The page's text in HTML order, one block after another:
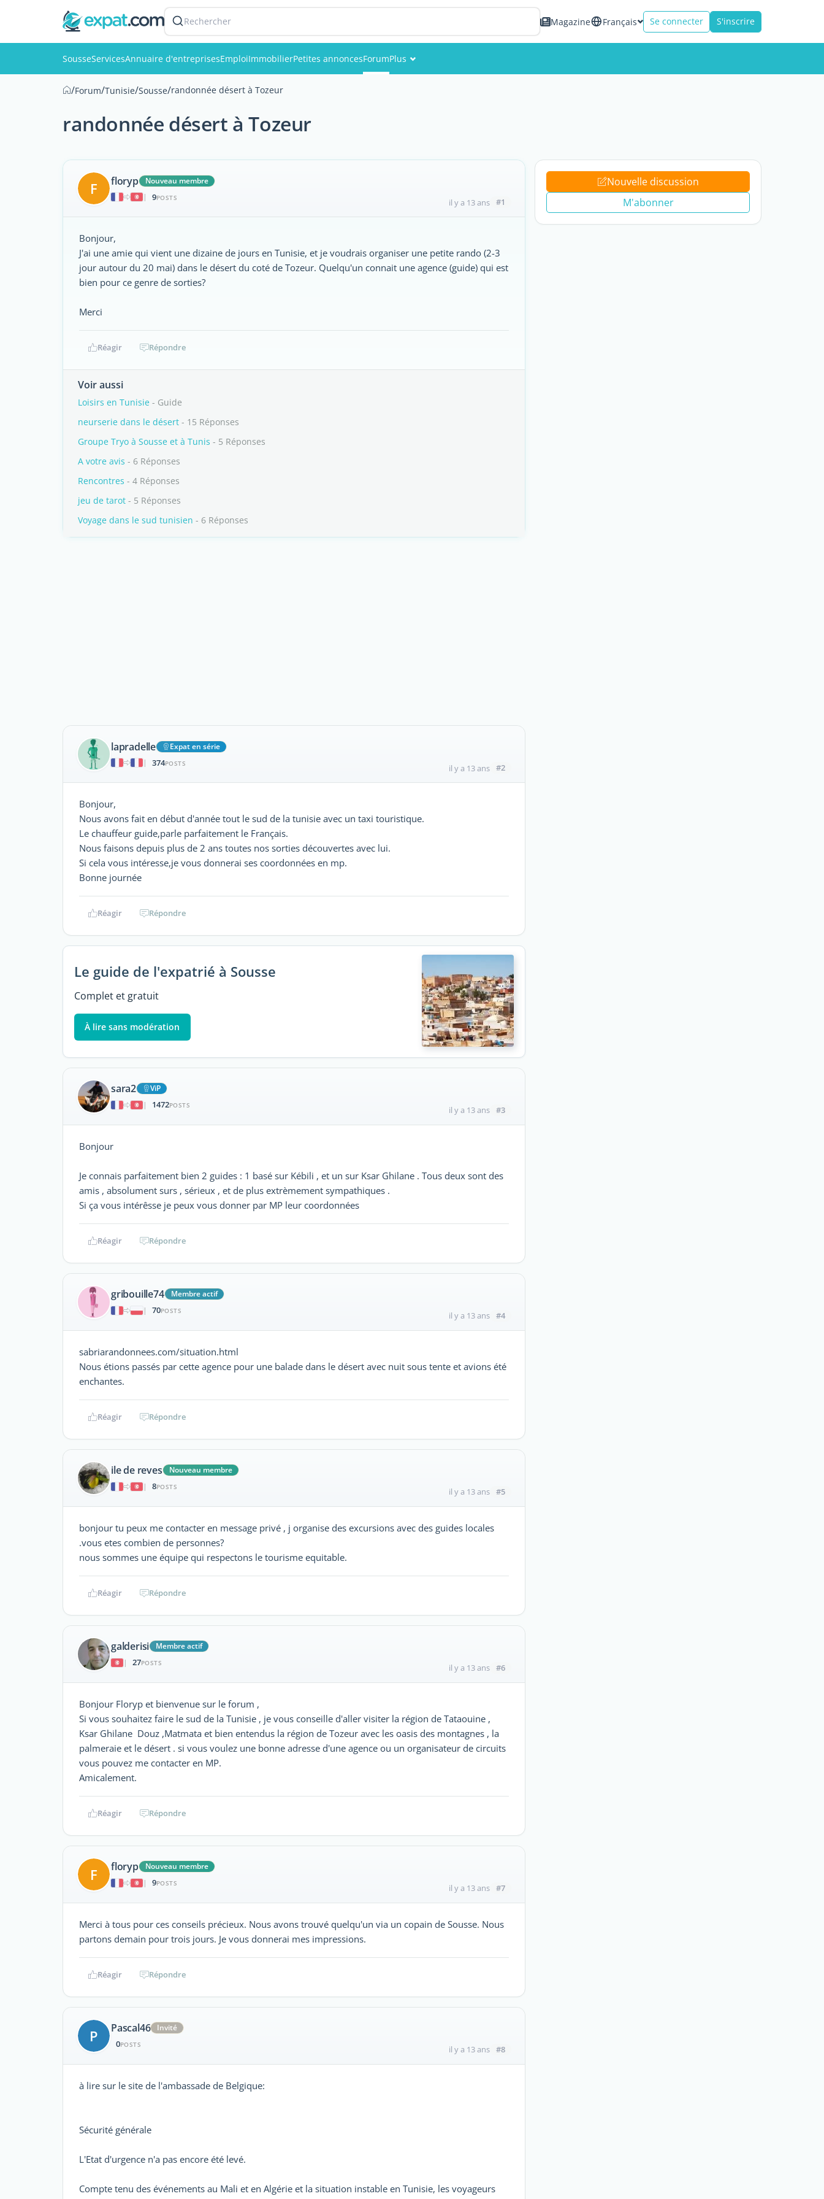
Rechercher Magazine Français Se connecter S'inscrire
SousseServicesAnnuaire d'entreprisesEmploiImmobilierPetites annoncesForumPlus
/Forum/Tunisie/Sousse/randonnée désert à Tozeur
randonnée désert à Tozeur
F floryp
Nouveau membre
|
9POSTS il y a 13 ans #1
Bonjour,
J'ai une amie qui vient une dizaine de jours en Tunisie, et je voudrais organiser une petite rando (2-3
jour autour du 20 mai) dans le désert du coté de Tozeur. Quelqu'un connait une agence (guide) qui est
bien pour ce genre de sorties?
Merci
Réagir Répondre
Voir aussi
Loisirs en Tunisie - Guide
neurserie dans le désert - 15 Réponses
Groupe Tryo à Sousse et à Tunis - 5 Réponses
A votre avis - 6 Réponses
Rencontres - 4 Réponses
jeu de tarot - 5 Réponses
Voyage dans le sud tunisien - 6 Réponses
lapradelle
Expat en série
|
374POSTS il y a 13 ans #2
Bonjour,
Nous avons fait en début d'année tout le sud de la tunisie avec un taxi touristique.
Le chauffeur guide,parle parfaitement le Français.
Nous faisons depuis plus de 2 ans toutes nos sorties découvertes avec lui.
Si cela vous intéresse,je vous donnerai ses coordonnées en mp.
Bonne journée
Réagir Répondre
Le guide de l'expatrié à Sousse
Complet et gratuit
À lire sans modération
sara2
ViP
|
1472POSTS il y a 13 ans #3
Bonjour
Je connais parfaitement bien 2 guides : 1 basé sur Kébili , et un sur Ksar Ghilane . Tous deux sont des
amis , absolument surs , sérieux , et de plus extrèmement sympathiques .
Si ça vous intérêsse je peux vous donner par MP leur coordonnées
Réagir Répondre
gribouille74
Membre actif
|
70POSTS il y a 13 ans #4
sabriarandonnees.com/situation.html
Nous étions passés par cette agence pour une balade dans le désert avec nuit sous tente et avions été
enchantes.
Réagir Répondre
ile de reves
Nouveau membre
|
8POSTS il y a 13 ans #5
bonjour tu peux me contacter en message privé , j organise des excursions avec des guides locales
.vous etes combien de personnes?
nous sommes une équipe qui respectons le tourisme equitable.
Réagir Répondre
galderisi
Membre actif
|
27POSTS il y a 13 ans #6
Bonjour Floryp et bienvenue sur le forum ,
Si vous souhaitez faire le sud de la Tunisie , je vous conseille d'aller visiter la région de Tataouine ,
Ksar Ghilane Douz ,Matmata et bien entendus la région de Tozeur avec les oasis des montagnes , la
palmeraie et le désert . si vous voulez une bonne adresse d'une agence ou un organisateur de circuits
vous pouvez me contacter en MP.
Amicalement.
Réagir Répondre
F floryp
Nouveau membre
|
9POSTS il y a 13 ans #7
Merci à tous pour ces conseils précieux. Nous avons trouvé quelqu'un via un copain de Sousse. Nous
partons demain pour trois jours. Je vous donnerai mes impressions.
Réagir Répondre
P Pascal46 Invité
0POSTS il y a 13 ans #8
à lire sur le site de l'ambassade de Belgique:
Sécurité générale
L'Etat d'urgence n'a pas encore été levé.
Compte tenu des événements au Mali et en Algérie et la situation instable en Tunisie, les voyageurs
Nouvelle discussion
M'abonner